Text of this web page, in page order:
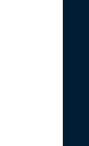
à la
à 11 h
repos au